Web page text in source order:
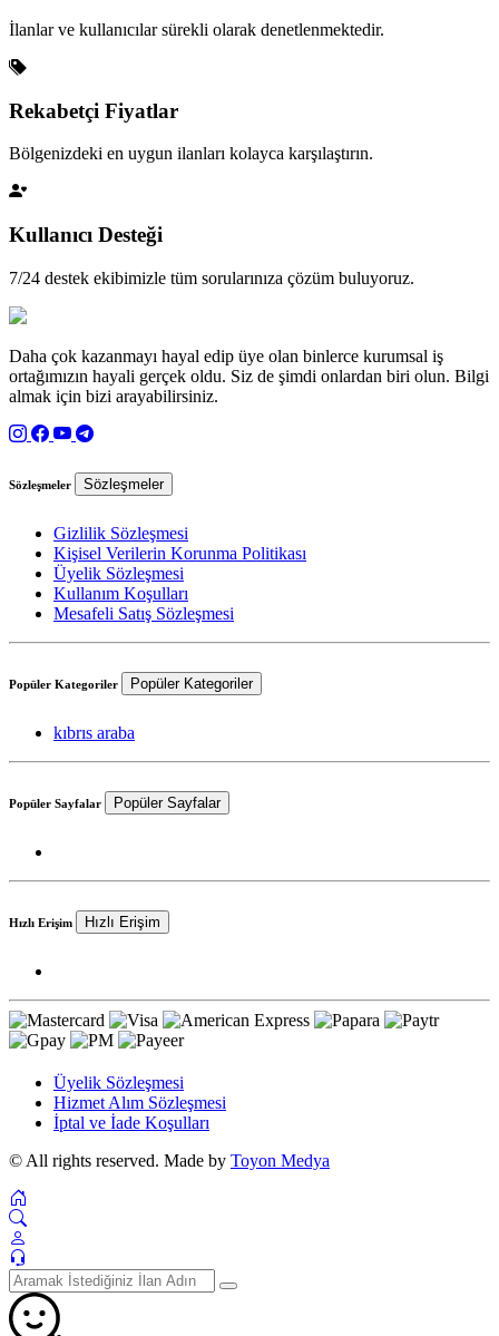
İlanlar ve kullanıcılar sürekli olarak denetlenmektedir.
Rekabetçi Fiyatlar
Bölgenizdeki en uygun ilanları kolayca karşılaştırın.
Kullanıcı Desteği
7/24 destek ekibimizle tüm sorularınıza çözüm buluyoruz.
Daha çok kazanmayı hayal edip üye olan binlerce kurumsal iş
ortağımızın hayali gerçek oldu. Siz de şimdi onlardan biri olun. Bilgi
almak için bizi arayabilirsiniz.
Sözleşmeler Sözleşmeler
Gizlilik Sözleşmesi
Kişisel Verilerin Korunma Politikası
Üyelik Sözleşmesi
Kullanım Koşulları
Mesafeli Satış Sözleşmesi
Popüler Kategoriler Popüler Kategoriler
kıbrıs araba
Popüler Sayfalar Popüler Sayfalar
Hızlı Erişim Hızlı Erişim
Üyelik Sözleşmesi
Hizmet Alım Sözleşmesi
İptal ve İade Koşulları
© All rights reserved. Made by Toyon Medya